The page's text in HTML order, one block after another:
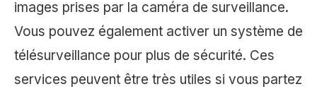
images prises par la caméra de surveillance.
Vous pouvez également activer un système de
télésurveillance pour plus de sécurité. Ces
services peuvent être très utiles si vous partez